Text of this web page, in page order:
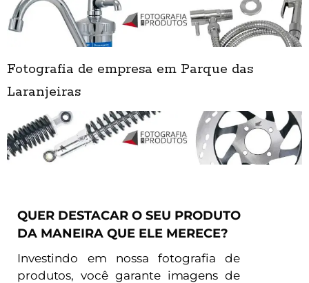
Fotografia de empresa em Parque das
Laranjeiras
QUER DESTACAR O SEU PRODUTO
DA MANEIRA QUE ELE MERECE?
Investindo em nossa fotografia de
produtos, você garante imagens de